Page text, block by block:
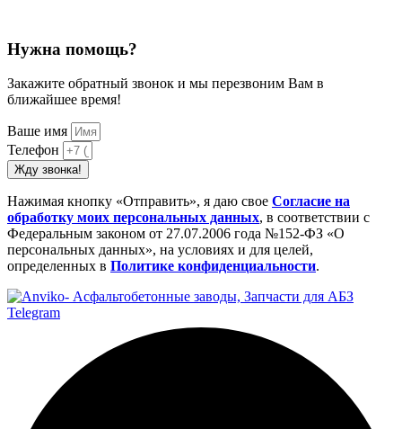
Нужна помощь?
Закажите обратный звонок и мы перезвоним Вам в
ближайшее время!
Ваше имя
Телефон
Жду звонка!
Нажимая кнопку «Отправить», я даю свое Cогласие на
обработку моих персональных данных, в соответствии с
Федеральным законом от 27.07.2006 года №152-ФЗ «О
персональных данных», на условиях и для целей,
определенных в Политике конфиденциальности.
Telegram